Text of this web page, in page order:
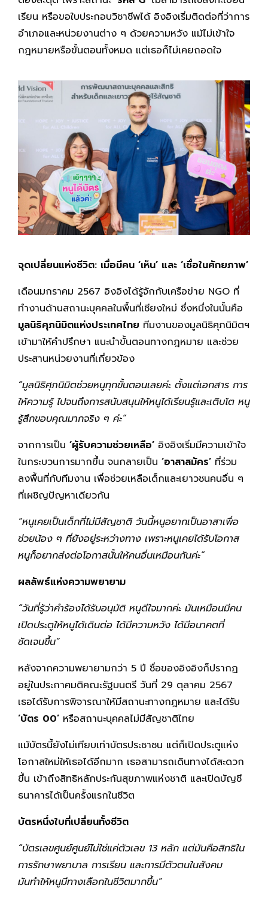
เรียน หรือขอใบประกอบวิชาชีพได้ อิงอิงเริ่มติดต่อที่ว่าการ
อำเภอและหน่วยงานต่าง ๆ ด้วยความหวัง แม้ไม่เข้าใจ
กฎหมายหรือขั้นตอนทั้งหมด แต่เธอก็ไม่เคยถอดใจ
จุดเปลี่ยนแห่งชีวิต: เมื่อมีคน ‘เห็น’ และ ‘เชื่อในศักยภาพ’
เดือนมกราคม 2567 อิงอิงได้รู้จักกับเครือข่าย NGO ที่
ทำงานด้านสถานะบุคคลในพื้นที่เชียงใหม่ ซึ่งหนึ่งในนั้นคือ
มูลนิธิศุภนิมิตแห่งประเทศไทย ทีมงานของมูลนิธิศุภนิมิตฯ
เข้ามาให้คำปรึกษา แนะนำขั้นตอนทางกฎหมาย และช่วย
ประสานหน่วยงานที่เกี่ยวข้อง
“มูลนิธิศุภนิมิตช่วยหนูทุกขั้นตอนเลยค่ะ ตั้งแต่เอกสาร การ
ให้ความรู้ ไปจนถึงการสนับสนุนให้หนูได้เรียนรู้และเติบโต หนู
รู้สึกขอบคุณมากจริง ๆ ค่ะ”
จากการเป็น ‘ผู้รับความช่วยเหลือ’ อิงอิงเริ่มมีความเข้าใจ
ในกระบวนการมากขึ้น จนกลายเป็น ‘อาสาสมัคร’ ที่ร่วม
ลงพื้นที่กับทีมงาน เพื่อช่วยเหลือเด็กและเยาวชนคนอื่น ๆ
ที่เผชิญปัญหาเดียวกัน
“หนูเคยเป็นเด็กที่ไม่มีสัญชาติ วันนี้หนูอยากเป็นอาสาเพื่อ
ช่วยน้อง ๆ ที่ยังอยู่ระหว่างทาง เพราะหนูเคยได้รับโอกาส
หนูก็อยากส่งต่อโอกาสนั้นให้คนอื่นเหมือนกันค่ะ”
ผลลัพธ์แห่งความพยายาม
“วันที่รู้ว่าคำร้องได้รับอนุมัติ หนูดีใจมากค่ะ มันเหมือนมีคน
เปิดประตูให้หนูได้เดินต่อ ได้มีความหวัง ได้มีอนาคตที่
ชัดเจนขึ้น”
หลังจากความพยายามกว่า 5 ปี ชื่อของอิงอิงก็ปรากฏ
อยู่ในประกาศมติคณะรัฐมนตรี วันที่ 29 ตุลาคม 2567
เธอได้รับการพิจารณาให้มีสถานะทางกฎหมาย และได้รับ
‘บัตร 00’ หรือสถานะบุคคลไม่มีสัญชาติไทย
แม้บัตรนี้ยังไม่เทียบเท่าบัตรประชาชน แต่ก็เปิดประตูแห่ง
โอกาสใหม่ให้เธอได้อีกมาก เธอสามารถเดินทางได้สะดวก
ขึ้น เข้าถึงสิทธิหลักประกันสุขภาพแห่งชาติ และเปิดบัญชี
ธนาคารได้เป็นครั้งแรกในชีวิต
บัตรหนึ่งใบที่เปลี่ยนทั้งชีวิต
“บัตรเลขศูนย์ศูนย์ไม่ใช่แค่ตัวเลข 13 หลัก แต่มันคือสิทธิใน
การรักษาพยาบาล การเรียน และการมีตัวตนในสังคม
มันทำให้หนูมีทางเลือกในชีวิตมากขึ้น”